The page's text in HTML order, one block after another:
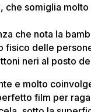
che somiglia molto
che nota la
fisico delle
neri al posto
e molto
film per